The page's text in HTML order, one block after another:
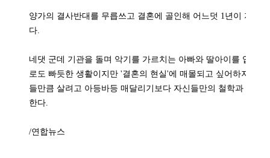
양가의 결사반대를 무릅쓰고 결혼에 골인해 어느덧 1년이 지난
다.
네댓 군데 기관을 돌며 악기를 가르치는 아빠와 딸아이를 업어
로도 빠듯한 생활이지만 '결혼의 현실'에 매몰되고 싶어하지 않
들만큼 살려고 아등바등 매달리기보다 자신들만의 철학과 지혜
한다.
/연합뉴스